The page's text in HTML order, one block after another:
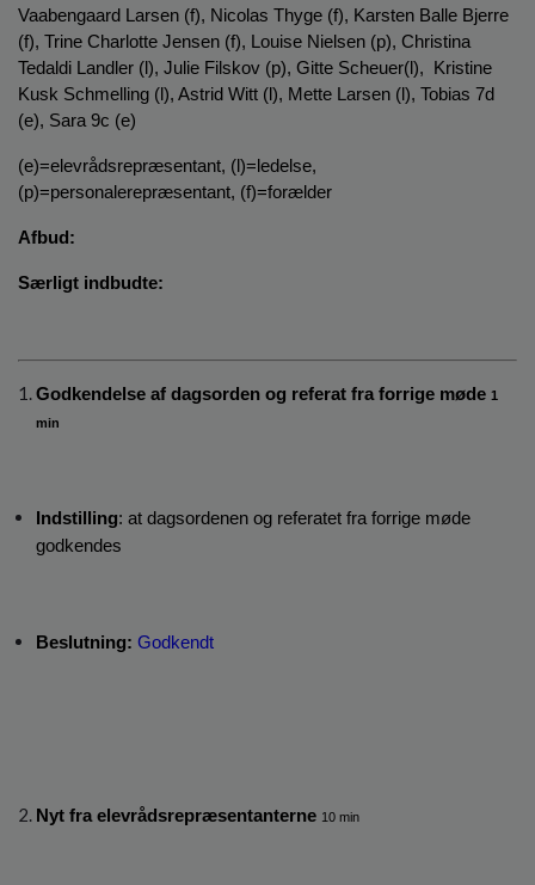
Vaabengaard Larsen (f), Nicolas Thyge (f), Karsten Balle Bjerre
(f), Trine Charlotte Jensen (f), Louise Nielsen (p), Christina
Tedaldi Landler (l), Julie Filskov (p), Gitte Scheuer(l),  Kristine
Kusk Schmelling (l), Astrid Witt (l), Mette Larsen (l), Tobias 7d
(e), Sara 9c (e)
(e)=elevrådsrepræsentant, (l)=ledelse,
(p)=personalerepræsentant, (f)=forælder
Afbud:
Særligt indbudte:
Godkendelse af dagsorden og referat fra forrige møde 1
min
Indstilling: at dagsordenen og referatet fra forrige møde
godkendes
Beslutning: Godkendt
Nyt fra elevrådsrepræsentanterne 10 min